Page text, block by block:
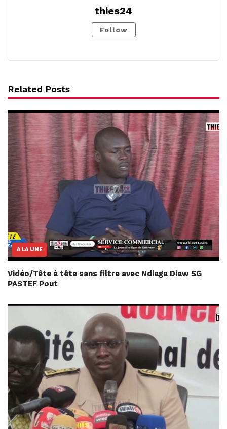
thies24
Follow
Related Posts
A LA UNE
Vidéo/Tête à tête sans filtre avec Ndiaga Diaw SG
PASTEF Pout